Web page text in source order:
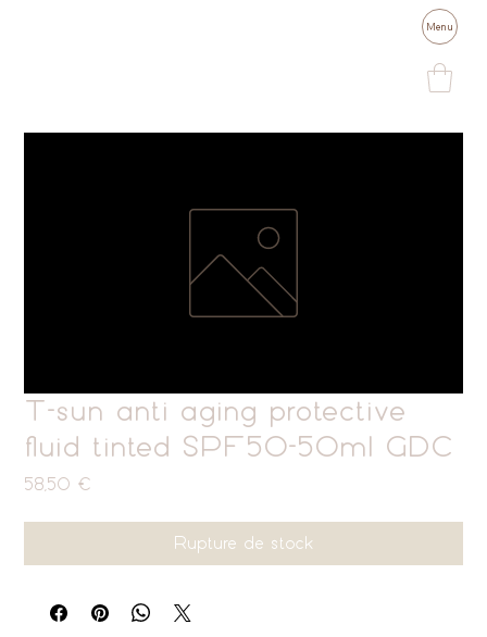
Menu
T-sun anti aging protective
fluid tinted SPF50-50ml GDC
58,50 €
Rupture de stock